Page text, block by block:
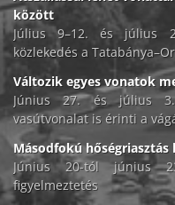
között
Július 9–12. és július
közlekedés a
Változik egyes vonatok
Június 27. és július 3.
vasútvonalat is érinti a
Másodfokú hőségriasztás
Június 20-tól június
figyelmeztetés